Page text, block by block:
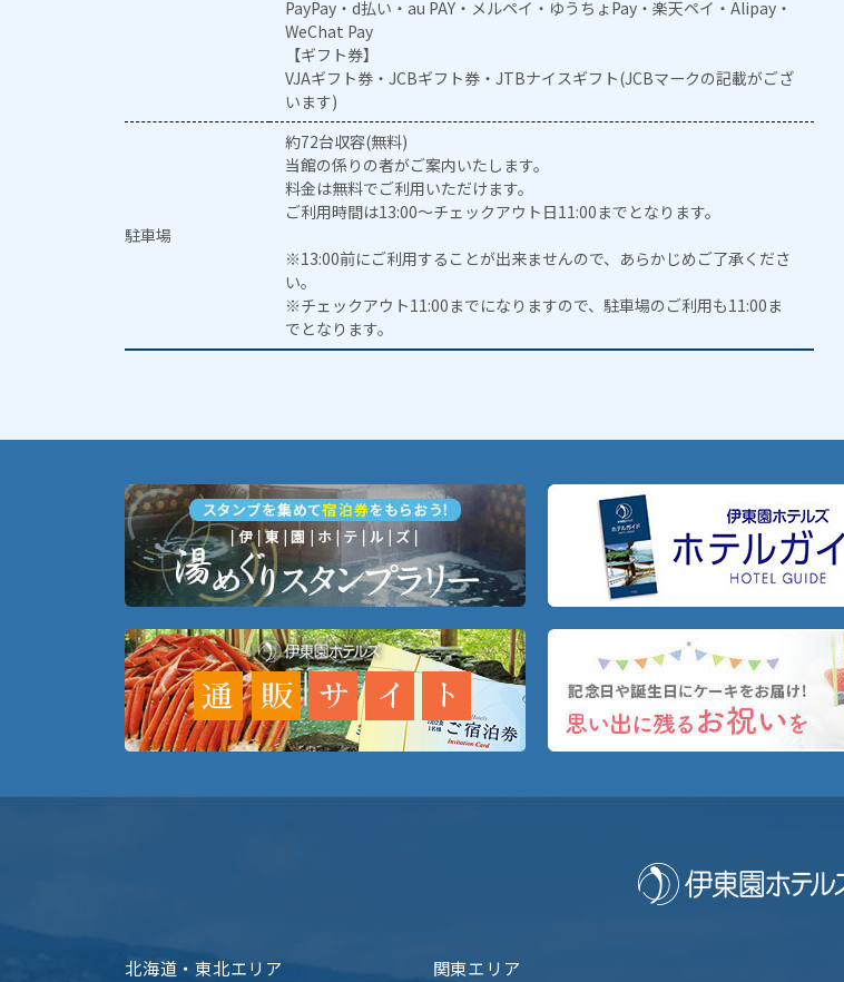
PayPay・d払い・au PAY・メルペイ・ゆうちょPay・楽天ペイ・Alipay・
WeChat Pay
【ギフト券】
VJAギフト券・JCBギフト券・JTBナイスギフト(JCBマークの記載がござ
います)
駐車場
約72台収容(無料)
当館の係りの者がご案内いたします。
料金は無料でご利用いただけます。
ご利用時間は13:00～チェックアウト日11:00までとなります。
※13:00前にご利用することが出来ませんので、あらかじめご了承くださ
い。
※チェックアウト11:00までになりますので、駐車場のご利用も11:00ま
でとなります。
北海道・東北エリア 関東エリア